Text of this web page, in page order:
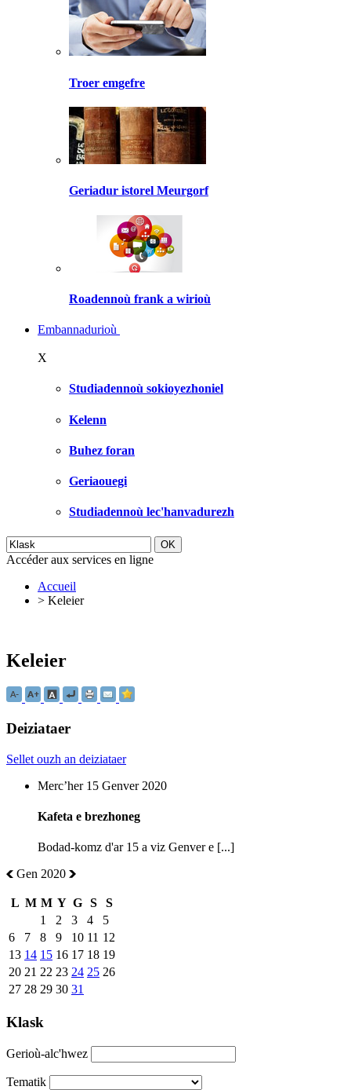
Troer emgefre
Geriadur istorel Meurgorf
Roadennoù frank a wirioù
Embannadurioù
X
Studiadennoù sokioyezhoniel
Kelenn
Buhez foran
Geriaouegi
Studiadennoù lec'hanvadurezh
Accéder aux services en ligne
Accueil
> Keleier
Keleier
Deiziataer
Sellet ouzh an deiziataer
Mercʼher 15 Genver 2020
Kafeta e brezhoneg
Bodad-komz d'ar 15 a viz Genver e [...]
Gen 2020
L M M Y G S
S
1
2 3 4
5
6
7 8 9 10 11 12
13 14 15 16 17 18 19
20 21 22 23 24 25 26
27 28 29 30 31
Klask
Gerioù-alc'hwez
Tematik